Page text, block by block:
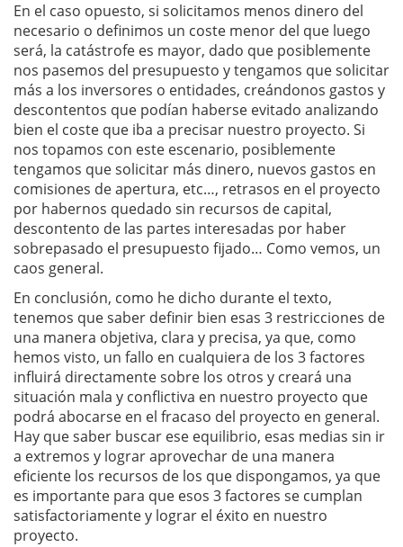
En el caso opuesto, si solicitamos menos dinero del
necesario o definimos un coste menor del que luego
será, la catástrofe es mayor, dado que posiblemente
nos pasemos del presupuesto y tengamos que solicitar
más a los inversores o entidades, creándonos gastos y
descontentos que podían haberse evitado analizando
bien el coste que iba a precisar nuestro proyecto. Si
nos topamos con este escenario, posiblemente
tengamos que solicitar más dinero, nuevos gastos en
comisiones de apertura, etc…, retrasos en el proyecto
por habernos quedado sin recursos de capital,
descontento de las partes interesadas por haber
sobrepasado el presupuesto fijado… Como vemos, un
caos general.
En conclusión, como he dicho durante el texto,
tenemos que saber definir bien esas 3 restricciones de
una manera objetiva, clara y precisa, ya que, como
hemos visto, un fallo en cualquiera de los 3 factores
influirá directamente sobre los otros y creará una
situación mala y conflictiva en nuestro proyecto que
podrá abocarse en el fracaso del proyecto en general.
Hay que saber buscar ese equilibrio, esas medias sin ir
a extremos y lograr aprovechar de una manera
eficiente los recursos de los que dispongamos, ya que
es importante para que esos 3 factores se cumplan
satisfactoriamente y lograr el éxito en nuestro
proyecto.